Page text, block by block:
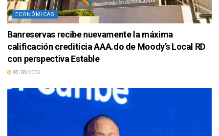
ECONÓMICAS
Banreservas recibe nuevamente la máxima
calificación crediticia AAA.do de Moody’s Local RD
con perspectiva Estable
05/08/2026